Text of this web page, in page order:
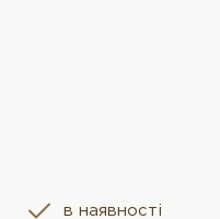
в наявності